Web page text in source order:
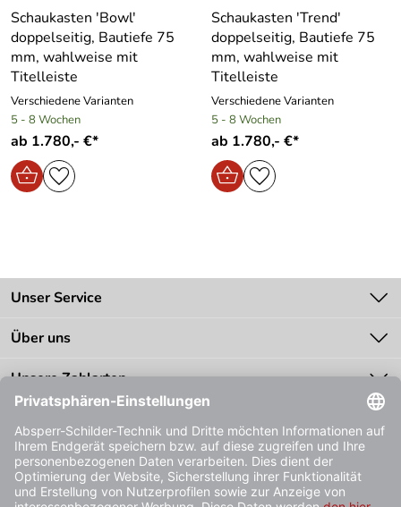
Schaukasten ′Bowl′
doppelseitig, Bautiefe 75
mm, wahlweise mit
Titelleiste
Verschiedene Varianten
5 - 8 Wochen
ab 1.780,- €*
Schaukasten ′Trend′
doppelseitig, Bautiefe 75
mm, wahlweise mit
Titelleiste
Verschiedene Varianten
5 - 8 Wochen
ab 1.780,- €*
Unser Service
Kontakt
Unsere Bestpreis-Garantie
Lieferbedingungen
Über uns
Unsere Bestseller
Unsere Zahlarten
Impressum Datenschutz
AGB
Widerrufsformular
Vertrag widerrufen